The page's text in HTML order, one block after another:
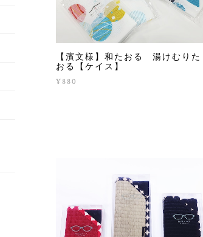
【濱文様】和たおる 湯けむりた
おる【ケイス】
¥880